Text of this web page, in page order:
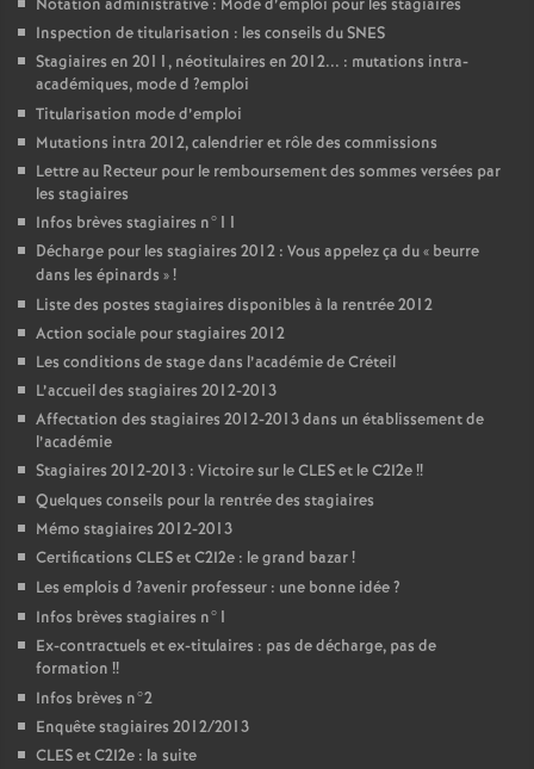
Notation administrative : Mode d’emploi pour les stagiaires
Inspection de titularisation : les conseils duSNES
Stagiaires en 2011, néotitulaires en 2012... : mutations intra-
académiques, mode d ?emploi
Titularisation mode d’emploi
Mutations intra 2012, calendrier et rôle des commissions
Lettre au Recteur pour le remboursement des sommes versées par
les stagiaires
Infos brèves stagiaires n°11
Décharge pour les stagiaires 2012 : Vous appelez ça du « beurre
dans les épinards »!
Liste des postes stagiaires disponibles à la rentrée 2012
Action sociale pour stagiaires 2012
Les conditions de stage dans l’académie de Créteil
L’accueil des stagiaires 2012-2013
Affectation des stagiaires 2012-2013 dans un établissement de
l’académie
Stagiaires 2012-2013 : Victoire sur leCLESet le C2I2e!!
Quelques conseils pour la rentrée des stagiaires
Mémo stagiaires 2012-2013
Certifications CLESet C2I2e : le grand bazar!
Les emplois d ?avenir professeur : une bonne idée?
Infos brèves stagiaires n°1
Ex-contractuels et ex-titulaires : pas de décharge, pas de
formation !!
Infos brèves n°2
Enquête stagiaires 2012/2013
CLESet C2I2e : la suite